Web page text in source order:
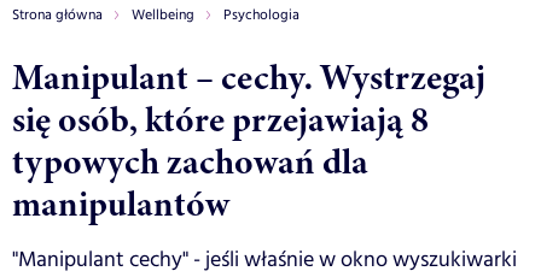
Strona główna Wellbeing Psychologia
Manipulant – cechy. Wystrzegaj
się osób, które przejawiają 8
typowych zachowań dla
manipulantów
"Manipulant cechy" - jeśli właśnie w okno wyszukiwarki